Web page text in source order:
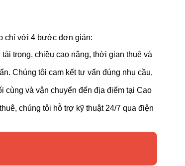
chỉ với 4 bước đơn giản:
trọng, chiều cao nâng, thời gian thuê và
Chúng tôi cam kết tư vấn đúng nhu cầu,
cùng và vận chuyển đến địa điểm tại Cao
chúng tôi hỗ trợ kỹ thuật 24/7 qua điện